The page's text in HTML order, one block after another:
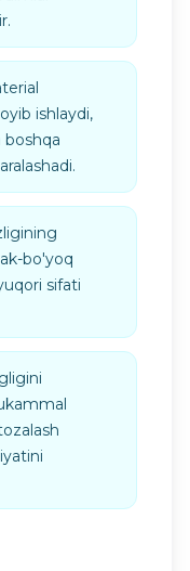
ishlaydi,
boshqa
bo'yoq
sifati